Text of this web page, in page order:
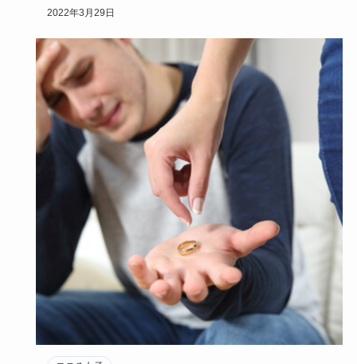
悩みを抱えてい…
2022年3月29日